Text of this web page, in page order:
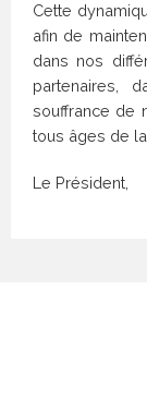
Cette
afin de
dans nos
partenaires,
souffrance de
tous âges de la
Le Président,